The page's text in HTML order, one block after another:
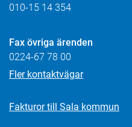
010-15 14 354
Fax övriga ärenden
0224-67 78 00
Fler kontaktvägar
Fakturor till Sala kommun